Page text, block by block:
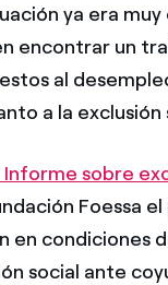
ya era
encontrar un
al
a la exclusión
Informe sobre
Foessa
en condiciones
social ante